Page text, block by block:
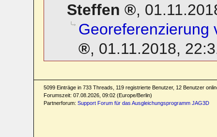
Steffen
,
Georeferenzierung
, 01.11.2018,
5099 Einträge in 733 Threads, 119 registrierte Benutzer, 12 Benutzer
Forumszeit: 07.08.2026, 09:02 (Europe/Berlin)
Partnerforum: Support Forum für das Ausgleichungsprogramm JAG3D